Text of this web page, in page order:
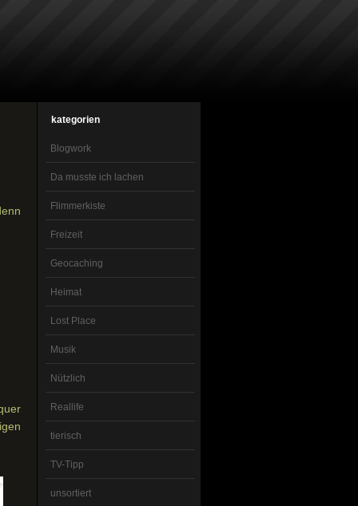
kategorien
Blogwork
Da musste ich lachen
Flimmerkiste
Freizeit
Geocaching
Heimat
Lost Place
Musik
Nützlich
Reallife
tierisch
TV-Tipp
unsortiert